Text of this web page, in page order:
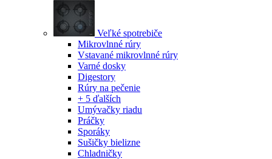
Veľké spotrebiče
Mikrovlnné rúry
Vstavané mikrovlnné rúry
Varné dosky
Digestory
Rúry na pečenie
+ 5 ďalších
Umývačky riadu
Práčky
Sporáky
Sušičky bielizne
Chladničky